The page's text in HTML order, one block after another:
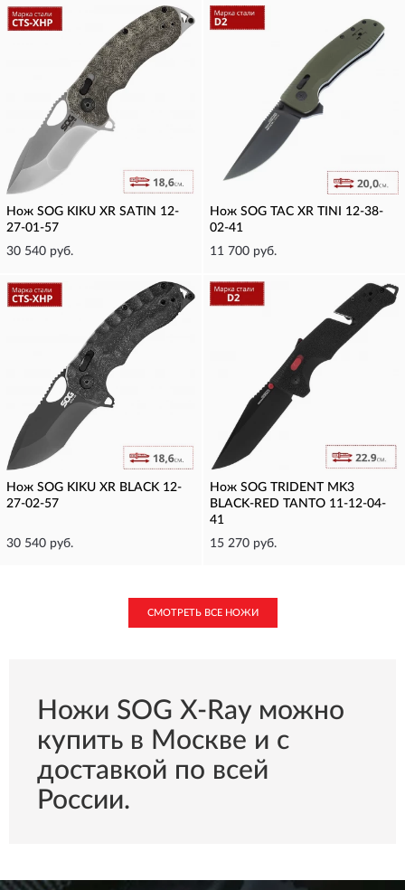
Нож SOG KIKU XR SATIN 12-
27-01-57
30 540 руб.
Нож SOG TAC XR TINI 12-38-
02-41
11 700 руб.
Нож SOG KIKU XR BLACK 12-
27-02-57
30 540 руб.
Нож SOG TRIDENT MK3
BLACK-RED TANTO 11-12-04-
41
15 270 руб.
СМОТРЕТЬ ВСЕ НОЖИ
Ножи SOG X-Ray можно
купить в Москве и с
доставкой по всей
России.